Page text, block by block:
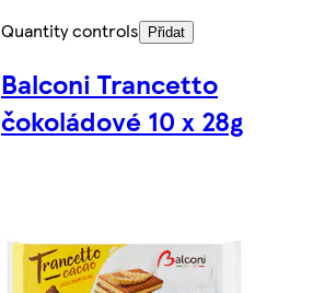
Quantity controls
Přidat
Balconi Trancetto
čokoládové 10 x 28g